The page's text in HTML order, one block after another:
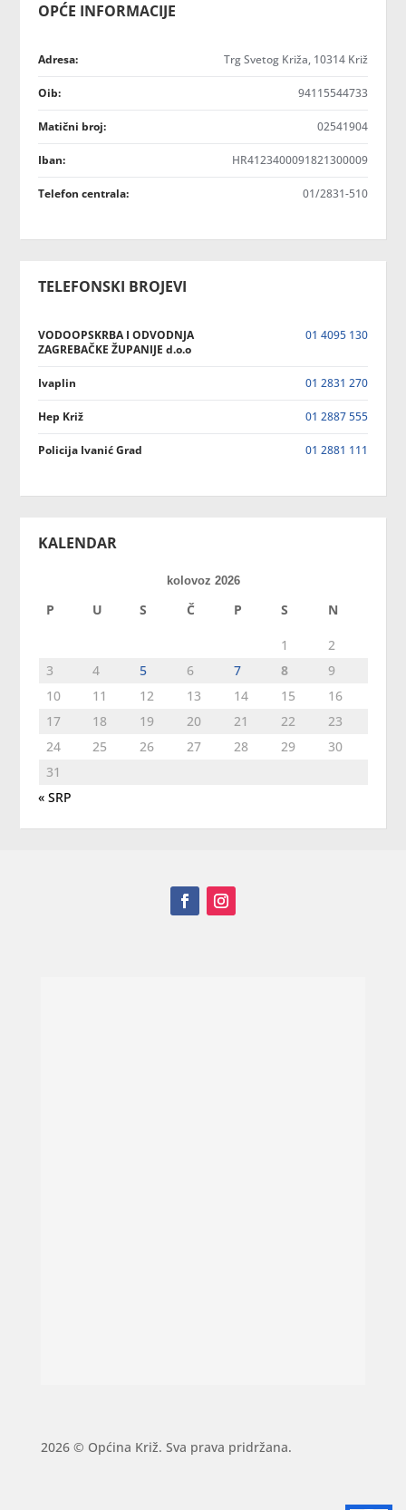
OPĆE INFORMACIJE
Adresa: Trg Svetog Križa, 10314 Križ
Oib: 94115544733
Matični broj: 02541904
Iban: HR4123400091821300009
Telefon centrala: 01/2831-510
TELEFONSKI BROJEVI
VODOOPSKRBA I ODVODNJA
ZAGREBAČKE ŽUPANIJE d.o.o
01 4095 130
Ivaplin 01 2831 270
Hep Križ 01 2887 555
Policija Ivanić Grad 01 2881 111
KALENDAR
kolovoz 2026
P U S Č P S N
1
2
3
4 5 6 7 8
9
10
11 12 13 14 15
16
17
18 19 20 21 22
23
24
25 26 27 28 29
30
31
« SRP
2026 © Općina Križ. Sva prava pridržana.